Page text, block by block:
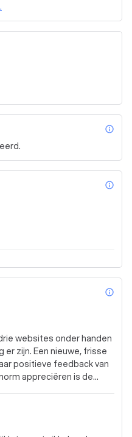
websites onder handen
zijn. Een nieuwe, frisse
positieve feedback van
appreciëren is de